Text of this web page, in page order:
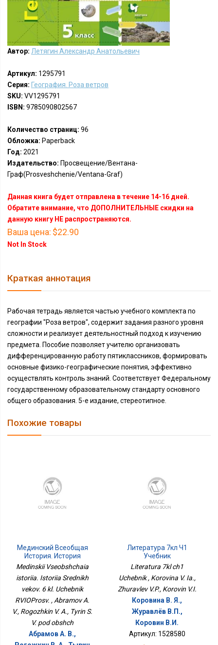
Автор: Летягин Александр Анатольевич
Артикул: 1295791
Серия: География. Роза ветров
SKU: VV1295791
ISBN: 9785090802567
Количество страниц: 96
Обложка: Paperback
Год: 2021
Издательство: Просвещение/Вентана-
Граф(Prosveshchenie/Ventana-Graf)
Данная книга будет отправлена в течение 14-16 дней.
Обратите внимание, что ДОПОЛНИТЕЛЬНЫЕ скидки на
данную книгу НЕ распространяются.
Ваша цена: $22.90
Not In Stock
Краткая аннотация
Рабочая тетрадь является частью учебного комплекта по
географии "Роза ветров", содержит задания разного уровня
сложности и реализует деятельностный подход к изучению
предмета. Пособие позволяет учителю организовать
дифференцированную работу пятиклассников, формировать
основные физико-географические понятия, эффективно
осуществлять контроль знаний. Соответствует Федеральному
государственному образовательному стандарту основного
общего образования. 5-е издание, стереотипное.
Похожие товары
Мединский Всеобщая
История. История
Средних Веков. 6 Кл.
Medinskii Vseobshchaia
istoriia. Istoriia Srednikh
vekov. 6 kl. Uchebnik
RVIOProsv. , Abramov A.
V., Rogozhkin V. A., Tyrin S.
V. pod obshch
Абрамов А. В.,
Литература 7кл Ч1
Учебник
Literatura 7kl ch1
Uchebnik , Korovina V. Ia.,
Zhuravlev V.P., Korovin V.I.
Коровина В. Я.,
Журавлёв В.П.,
Коровин В.И.
Артикул: 1528580